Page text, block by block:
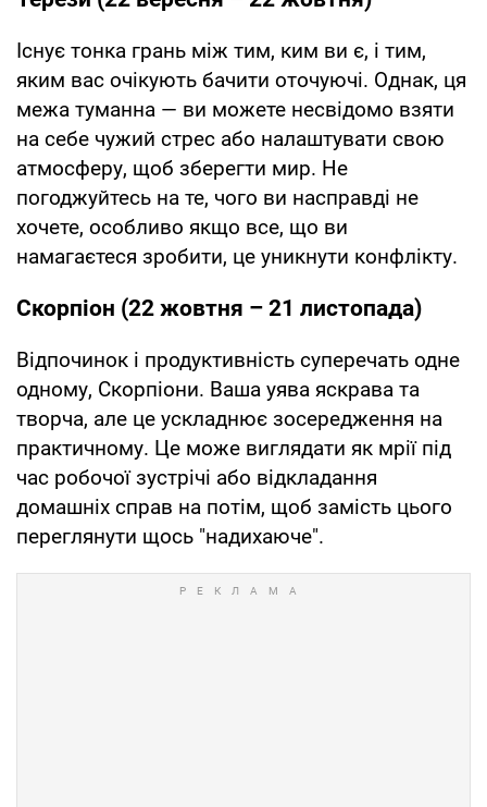
Існує тонка грань між тим, ким ви є, і тим,
яким вас очікують бачити оточуючі. Однак, ця
межа туманна — ви можете несвідомо взяти
на себе чужий стрес або налаштувати свою
атмосферу, щоб зберегти мир. Не
погоджуйтесь на те, чого ви насправді не
хочете, особливо якщо все, що ви
намагаєтеся зробити, це уникнути конфлікту.
Скорпіон (22 жовтня – 21 листопада)
Відпочинок і продуктивність суперечать одне
одному, Скорпіони. Ваша уява яскрава та
творча, але це ускладнює зосередження на
практичному. Це може виглядати як мрії під
час робочої зустрічі або відкладання
домашніх справ на потім, щоб замість цього
переглянути щось "надихаюче".